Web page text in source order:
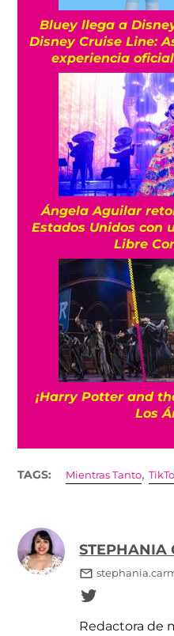
Bluey llega a
Disney Cruise Line:
experiencia
Ángela Aguilar
Estados Unidos con
Libre
¡Harry Potter and
Los
TAGS: Mientras Tanto,
STEPHANIA
Redactora de